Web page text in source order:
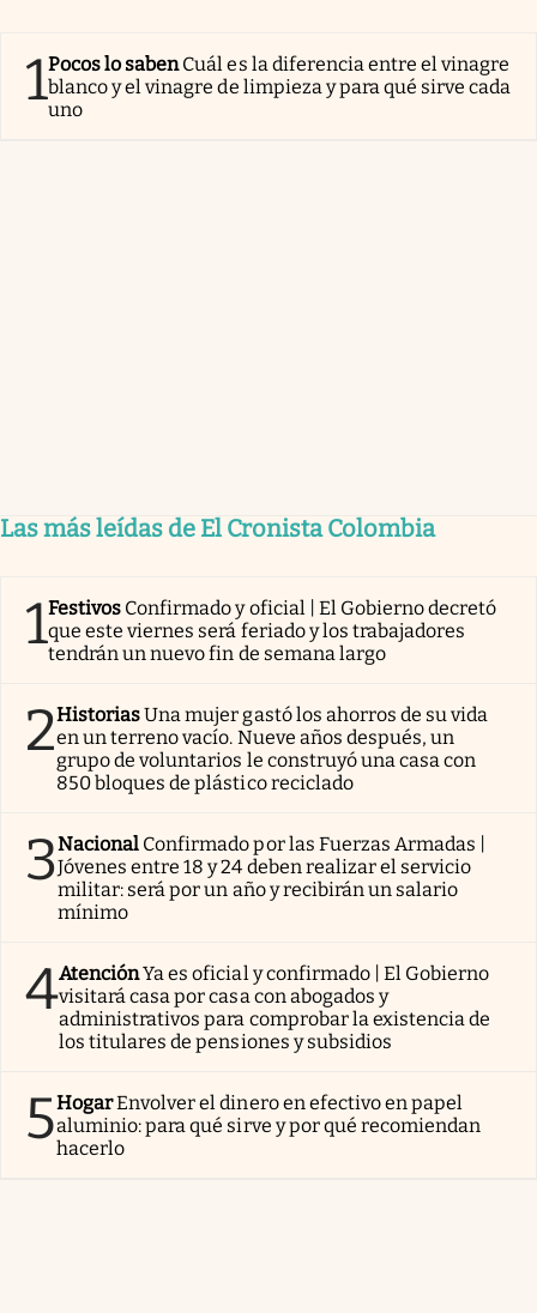
1Pocos lo sabenCuál es la diferencia entre el vinagre
blanco y el vinagre de limpieza y para qué sirve cada
uno
Las más leídas de El Cronista Colombia
1Festivos Confirmado y oficial | El Gobierno decretó
que este viernes será feriado y los trabajadores
tendrán un nuevo fin de semana largo
2HistoriasUna mujer gastó los ahorros de su vida
en un terreno vacío. Nueve años después, un
grupo de voluntarios le construyó una casa con
850 bloques de plástico reciclado
3Nacional Confirmado por las Fuerzas Armadas |
Jóvenes entre 18 y 24 deben realizar el servicio
militar: será por un año y recibirán un salario
mínimo
4AtenciónYa es oficial y confirmado | El Gobierno
visitará casa por casa con abogados y
administrativos para comprobar la existencia de
los titulares de pensiones y subsidios
5HogarEnvolver el dinero en efectivo en papel
aluminio: para qué sirve y por qué recomiendan
hacerlo